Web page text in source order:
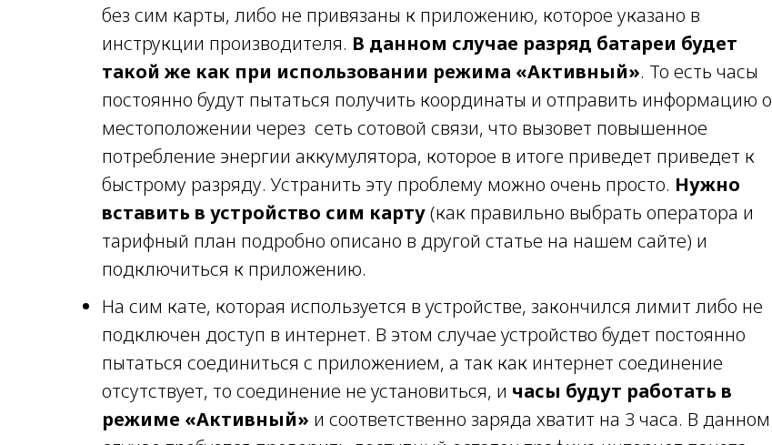
без сим карты, либо не привязаны к приложению, которое указано в
инструкции производителя. В данном случае разряд батареи будет
такой же как при использовании режима «Активный». То есть часы
постоянно будут пытаться получить координаты и отправить информацию о
местоположении через сеть сотовой связи, что вызовет повышенное
потребление энергии аккумулятора, которое в итоге приведет приведет к
быстрому разряду. Устранить эту проблему можно очень просто. Нужно
вставить в устройство сим карту(как правильно выбрать оператора и
тарифный план подробно описано в другой статье на нашем сайте) и
подключиться к приложению.
На сим кате, которая используется в устройстве, закончился лимит либо не
подключен доступ в интернет. В этом случае устройство будет постоянно
пытаться соединиться с приложением, а так как интернет соединение
отсутствует, то соединение не установиться, и часы будут работать в
режиме «Активный» и соответственно заряда хватит на 3 часа. В данном